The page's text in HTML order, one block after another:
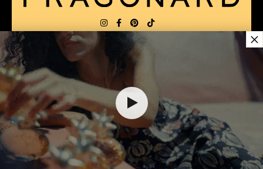
$ 74.00
1
DEM WARENKORB HINZUFÜGEN
LIEFERUNG: US
ZUM BESTEN ONLINE-COMMERCE-SITE
2025 vom Magazin Capital gewählt
×